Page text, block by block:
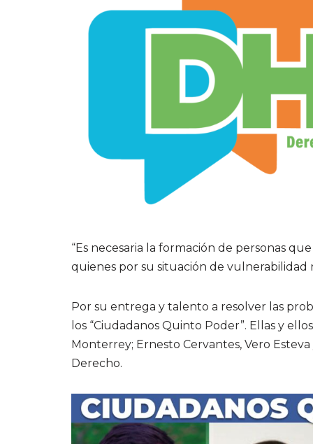
“Es necesaria la formación de personas
quienes por su situación de vulnerabilidad
Por su entrega y talento a resolver las
los “Ciudadanos Quinto Poder”. Ellas y
Monterrey; Ernesto Cervantes, Vero
Derecho.